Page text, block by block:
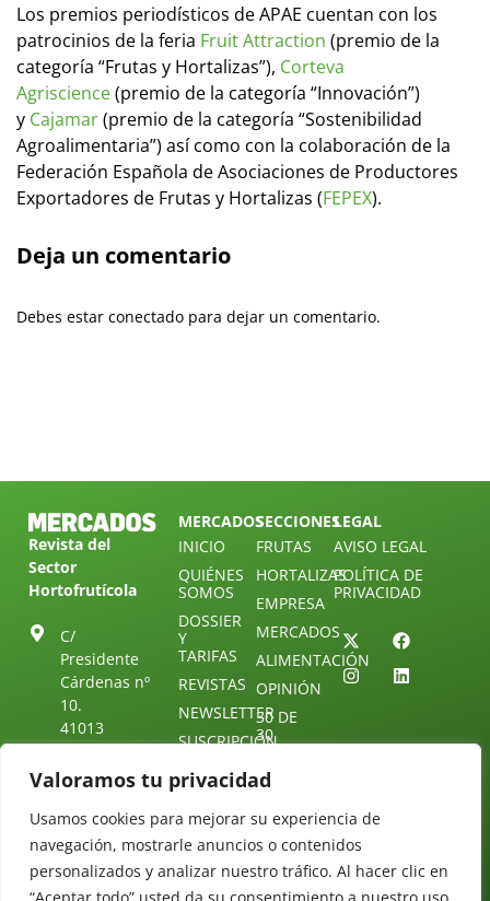
Valoramos tu privacidad
Usamos cookies para mejorar su experiencia de
navegación, mostrarle anuncios o contenidos
personalizados y analizar nuestro tráfico. Al hacer clic en
Los premios periodísticos de APAE cuentan con los
patrocinios de la feria Fruit Attraction (premio de la
categoría “Frutas y Hortalizas”), Corteva
Agriscience(premio de la categoría “Innovación”)
y Cajamar(premio de la categoría “Sostenibilidad
Agroalimentaria”) así como con la colaboración de la
Federación Española de Asociaciones de Productores
Exportadores de Frutas y Hortalizas (FEPEX).
Deja un comentario
Debes estar conectado para dejar un comentario.
Revista del
Sector
Hortofrutícola
C/
Presidente
Cárdenas nº
10.
41013
Sevilla.
ESPAÑA
25 88 51
redaccion@revistamercados.com
MERCADOS
INICIO
QUIÉNES
SOMOS
DOSSIER
Y
TARIFAS
REVISTAS
NEWSLETTER
SUSCRIPCIÓN
ÚNETE A
NUESTRO
CONTACTO
SECCIONES
FRUTAS
HORTALIZAS
EMPRESA
MERCADOS
ALIMENTACIÓN
OPINIÓN
30 DE
30
LEGAL
AVISO LEGAL
POLÍTICA DE
PRIVACIDAD